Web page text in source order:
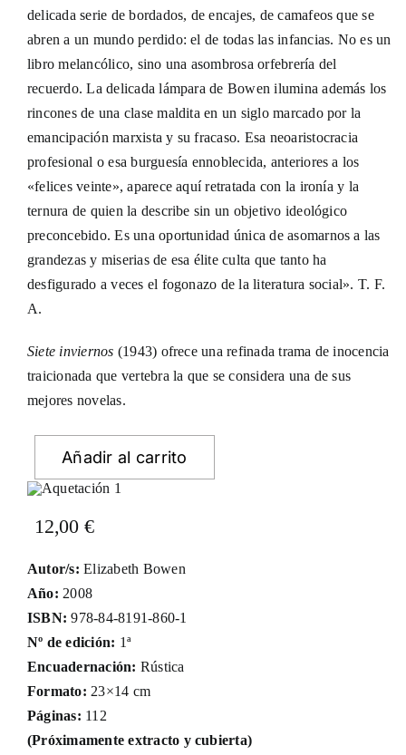
12,00 €
Autor/s:Elizabeth Bowen
Año: 2008
ISBN:978-84-8191-860-1
Nº de edición: 1ª
Encuadernación: Rústica
Formato: 23×14 cm
Páginas: 112
(Próximamente extracto y cubierta)
delicada serie de bordados, de encajes, de camafeos que se
abren a un mundo perdido: el de todas las infancias. No es un
libro melancólico, sino una asombrosa orfebrería del
recuerdo. La delicada lámpara de Bowen ilumina además los
rincones de una clase maldita en un siglo marcado por la
emancipación marxista y su fracaso. Esa neoaristocracia
profesional o esa burguesía ennoblecida, anteriores a los
«felices veinte», aparece aquí retratada con la ironía y la
ternura de quien la describe sin un objetivo ideológico
preconcebido. Es una oportunidad única de asomarnos a las
grandezas y miserias de esa élite culta que tanto ha
desfigurado a veces el fogonazo de la literatura social». T. F.
A.
Siete inviernos (1943) ofrece una refinada trama de inocencia
traicionada que vertebra la que se considera una de sus
mejores novelas.
Añadir al carrito